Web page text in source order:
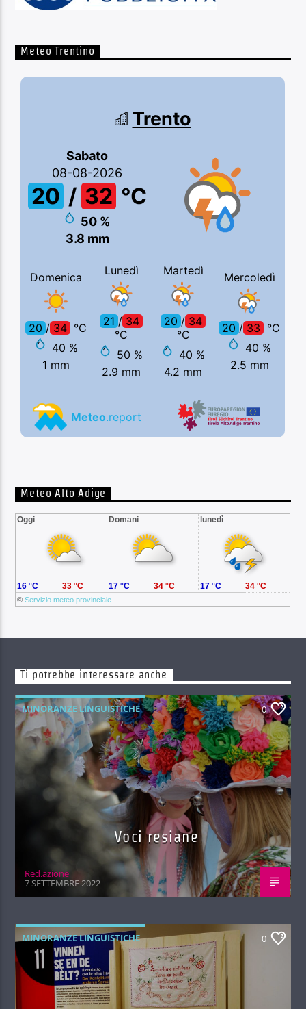
Meteo Trentino
Meteo Alto Adige
Oggi Domani lunedì
©Servizio meteo provinciale
16 °C 33 °C 17 °C 34 °C 17 °C 34 °C
Ti potrebbe interessare anche
MINORANZE LINGUISTICHE 0
Voci resiane
Red.azione
7 SETTEMBRE 2022
MINORANZE LINGUISTICHE 0